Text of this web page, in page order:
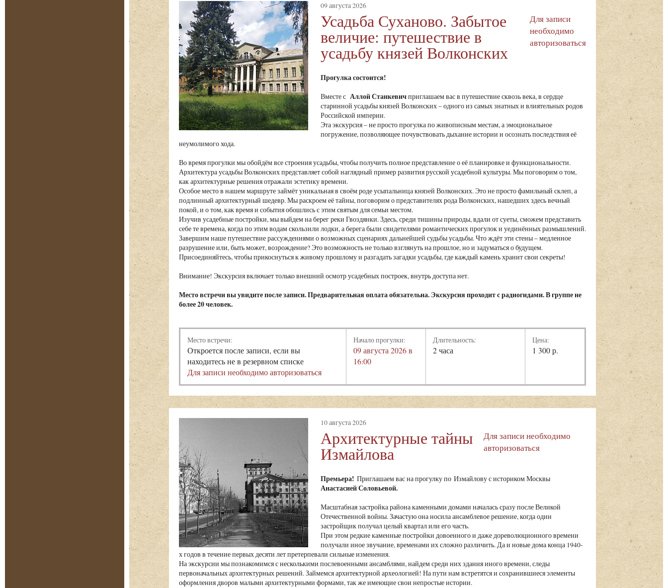
09 августа 2026
Усадьба Суханово. Забытое
величие: путешествие в
усадьбу князей Волконских
Для записи
необходимо
авторизоваться
Прогулка состоится!
Вместе с Аллой Станкевичприглашаем вас в путешествие сквозь века, в сердце
старинной усадьбы князей Волконских – одного из самых знатных и влиятельных родов
Российской империи.
Эта экскурсия – не просто прогулка по живописным местам, а эмоциональное
погружение, позволяющее почувствовать дыхание истории и осознать последствия её
неумолимого хода.
Во время прогулки мы обойдём все строения усадьбы, чтобы получить полное представление о её планировке и функциональности.
Архитектура усадьбы Волконских представляет собой наглядный пример развития русской усадебной культуры. Мы поговорим о том,
как архитектурные решения отражали эстетику времени.
Особое место в нашем маршруте займёт уникальная в своём роде усыпальница князей Волконских. Это не просто фамильный склеп, а
подлинный архитектурный шедевр. Мы раскроем её тайны, поговорим о представителях рода Волконских, нашедших здесь вечный
покой, и о том, как время и события обошлись с этим святым для семьи местом.
Изучив усадебные постройки, мы выйдем на берег реки Гвоздянки. Здесь, среди тишины природы, вдали от суеты, сможем представить
себе те времена, когда по этим водам скользили лодки, а берега были свидетелями романтических прогулок и уединённых размышлений.
Завершим наше путешествие рассуждениями о возможных сценариях дальнейшей судьбы усадьбы. Что ждёт эти стены – медленное
разрушение или, быть может, возрождение? Это возможность не только взглянуть на прошлое, но и задуматься о будущем.
Присоединяйтесь, чтобы прикоснуться к живому прошлому и разгадать загадки усадьбы, где каждый камень хранит свои секреты!
Внимание! Экскурсия включает только внешний осмотр усадебных построек, внутрь доступа нет.
Место встречи вы увидите после записи. Предварительная оплата обязательна. Экскурсия проходит с радиогидами. В группе не
более 20 человек.
Место встречи:
Откроется после записи, если вы
находитесь не в резервном списке
Для записи необходимо авторизоваться
Начало прогулки:
09 августа 2026 в
16:00
Длительность:
2 часа
Цена:
1 300 р.
10 августа 2026
Архитектурные тайны
Измайлова
Для записи необходимо
авторизоваться
Премьера! Приглашаем вас на прогулку по Измайлову с историком Москвы
Анастасией Соловьевой.
Масштабная застройка района каменными домами началась сразу после Великой
Отечественной войны. Зачастую она носила ансамблевое решение, когда один
застройщик получал целый квартал или его часть.
При этом редкие каменные постройки довоенного и даже дореволюционного времени
получали иное звучание, временами их сложно различить. Да и новые дома конца 1940-
х годов в течение первых десяти лет претерпевали сильные изменения.
На экскурсии мы познакомимся с несколькими послевоенными ансамблями, найдем среди них здания иного времени, следы
первоначальных архитектурных решений. Займемся архитектурной археологией! На пути нам встретятся и сохранившиеся элементы
оформления дворов малыми архитектурными формами, так же имеющие свои непростые истории.